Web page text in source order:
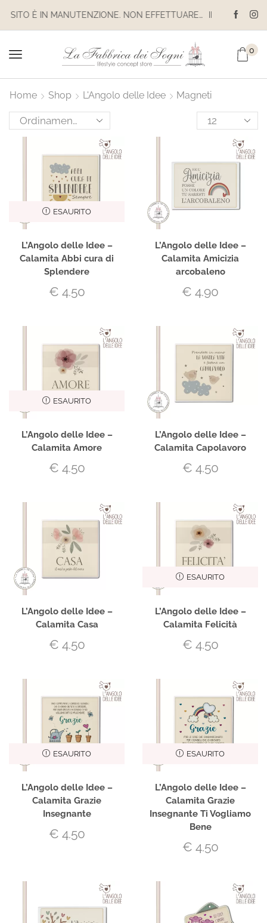
IL SITO È IN MANUTENZIONE. NON EFFETTUARE ACQUISTI. LE SPEDIZIONI SONO SOSPESE
0
Home Shop L'Angolo delle Idee Magneti
ESAURITO
L’Angolo delle Idee –
Calamita Abbi cura di
Splendere
€ 4.50
L’Angolo delle Idee –
Calamita Amicizia
arcobaleno
€ 4.90
ESAURITO
L’Angolo delle Idee –
Calamita Amore
€ 4.50
L’Angolo delle Idee –
Calamita Capolavoro
€ 4.50
L’Angolo delle Idee –
Calamita Casa
€ 4.50
ESAURITO
L’Angolo delle Idee –
Calamita Felicità
€ 4.50
ESAURITO
L’Angolo delle Idee –
Calamita Grazie
Insegnante
€ 4.50
ESAURITO
L’Angolo delle Idee –
Calamita Grazie
Insegnante Ti Vogliamo
Bene
€ 4.50